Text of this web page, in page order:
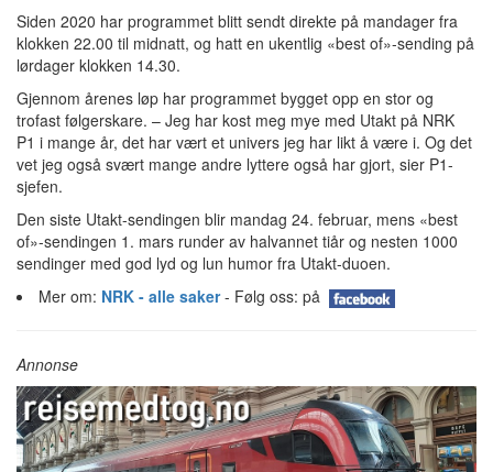
Siden 2020 har programmet blitt sendt direkte på mandager fra
klokken 22.00 til midnatt, og hatt en ukentlig «best of»-sending på
lørdager klokken 14.30.
Gjennom årenes løp har programmet bygget opp en stor og
trofast følgerskare. – Jeg har kost meg mye med Utakt på NRK
P1 i mange år, det har vært et univers jeg har likt å være i. Og det
vet jeg også svært mange andre lyttere også har gjort, sier P1-
sjefen.
Den siste Utakt-sendingen blir mandag 24. februar, mens «best
of»-sendingen 1. mars runder av halvannet tiår og nesten 1000
sendinger med god lyd og lun humor fra Utakt-duoen.
Mer om: NRK - alle saker- Følg oss: på
Annonse